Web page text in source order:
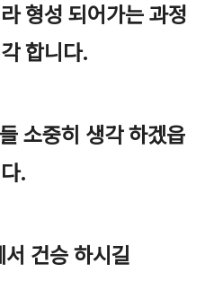
형성 되어가는 과정
합니다.
소중히 생각 하겠읍
.
건승 하시길